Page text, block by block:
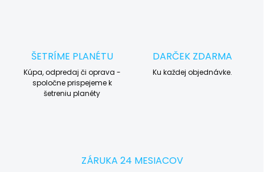
ŠETRÍME PLANÉTU
Kúpa, odpredaj či oprava -
spoločne prispejeme k
šetreniu planéty
DARČEK ZDARMA
Ku každej objednávke.
ZÁRUKA 24 MESIACOV